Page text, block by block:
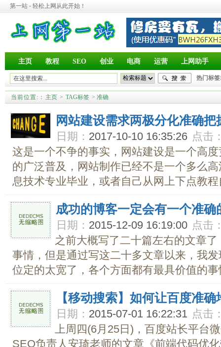
第一站 - 轻松上网从此开始！
主页 教程 SEO 创业 电商 运营 上网助手
热门标
当前位置: ： 主页 > TAG标签 > 准确
网站建设需求两极分化准确
日期： 2017-10-10 16:35:26 点击
这是一个不争的事实，网站建设是一个高
的广泛普及，网站制作已经不是一个多么
息技术专业毕业，或者自己从网上下点教
成功的博客一定会有一个准确
日期： 2015-12-09 16:19:00 点击
之前大概写了二十篇左右的文章
事情，但是通过写这二十多文章以来，我
位定的太宽了，各个方面都有最具价值的
【移动搜索】如何让百度准
日期： 2015-07-01 16:22:31 点击
上周四(6月25日)，百度站长平台
SEO负责人安琦老师的文章《前端代码优